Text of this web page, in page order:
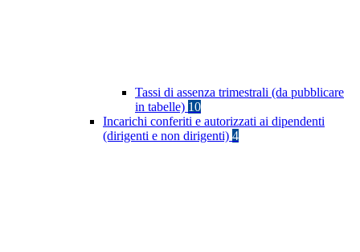
Tassi di assenza trimestrali (da pubblicare
in tabelle) 10
Incarichi conferiti e autorizzati ai dipendenti
(dirigenti e non dirigenti) 4